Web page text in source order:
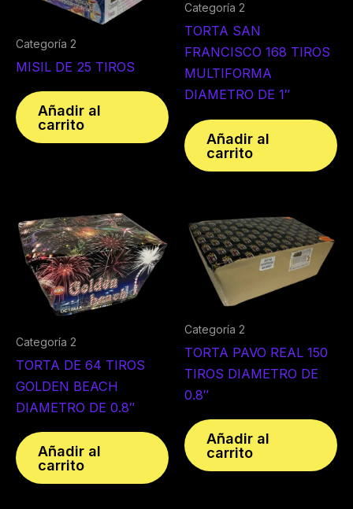
Categoría 2
MISIL DE 25 TIROS
Añadir al
carrito
Categoría 2
TORTA SAN
FRANCISCO 168 TIROS
MULTIFORMA
DIAMETRO DE 1″
Añadir al
carrito
Categoría 2
TORTA DE 64 TIROS
GOLDEN BEACH
DIAMETRO DE 0.8″
Añadir al
carrito
Categoría 2
TORTA PAVO REAL 150
TIROS DIAMETRO DE
0.8″
Añadir al
carrito